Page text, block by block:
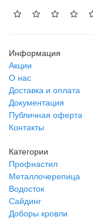
Информация
Акции
О нас
Доставка и оплата
Документация
Публичная оферта
Контакты
Категории
Профнастил
Металлочерепица
Водосток
Сайдинг
Доборы кровли